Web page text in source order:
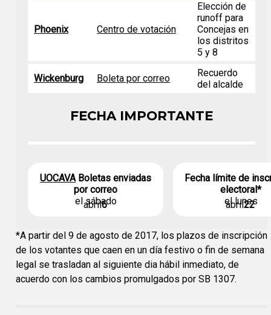
Phoenix Centro de votación
Elección de
runoff para
Concejas en
los distritos
5 y 8
Wickenburg Boleta por correo
Recuerdo
del alcalde
FECHA IMPORTANTE
UOCAVABoletas enviadas
por correo
el sábado
abril6
Fecha límite de
electoral*
el lunes
abril22
*A partir del 9 de agosto de 2017, los plazos de inscripción
de los votantes que caen en un día festivo o fin de semana
legal se trasladan al siguiente dia hábil inmediato, de
acuerdo con los cambios promulgados por SB 1307.